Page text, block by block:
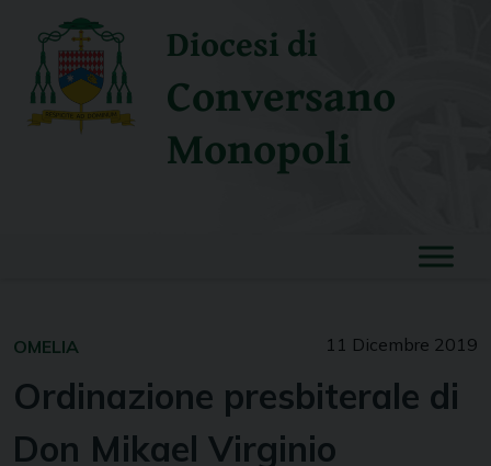
content
Diocesi di
Conversano
Monopoli
11 Dicembre 2019
OMELIA
Ordinazione presbiterale di
Don Mikael Virginio